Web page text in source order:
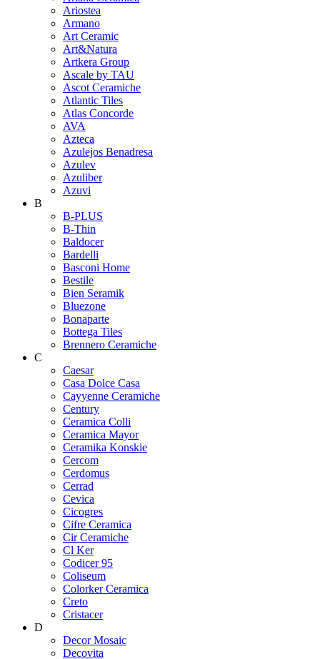
Ariostea
Armano
Art Ceramic
Art&Natura
Artkera Group
Ascale by TAU
Ascot Ceramiche
Atlantic Tiles
Atlas Concorde
AVA
Azteca
Azulejos Benadresa
Azulev
Azuliber
Azuvi
B
B-PLUS
B-Thin
Baldocer
Bardelli
Basconi Home
Bestile
Bien Seramik
Bluezone
Bonaparte
Bottega Tiles
Brennero Ceramiche
C
Caesar
Casa Dolce Casa
Cayyenne Ceramiche
Century
Ceramica Colli
Ceramica Mayor
Ceramika Konskie
Cercom
Cerdomus
Cerrad
Cevica
Cicogres
Cifre Ceramica
Cir Ceramiche
Cl Ker
Codicer 95
Coliseum
Colorker Ceramica
Creto
Cristacer
D
Decor Mosaic
Decovita